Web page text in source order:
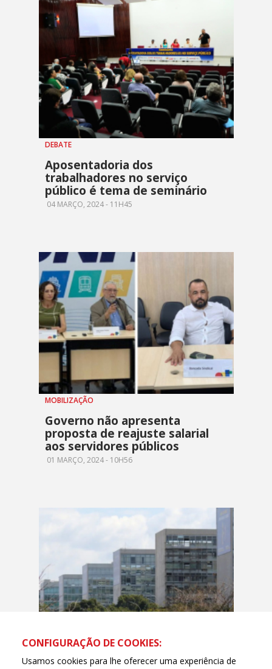
DEBATE
Aposentadoria dos
trabalhadores no serviço
público é tema de seminário
04 MARÇO, 2024 - 11H45
MOBILIZAÇÃO
Governo não apresenta
proposta de reajuste salarial
aos servidores públicos
01 MARÇO, 2024 - 10H56
RECOMPOSIÇÃO
CONFIGURAÇÃO DE COOKIES:
Usamos cookies para lhe oferecer uma experiência de